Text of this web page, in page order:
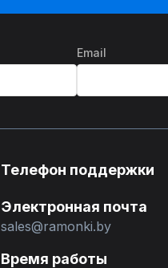
Email
Телефон поддержки
Электронная почта
sales@ramonki.by
Время работы